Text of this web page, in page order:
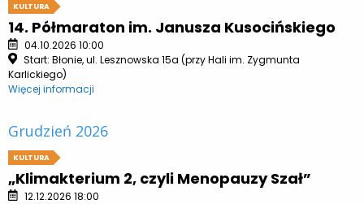
KULTURA
14. Półmaraton im. Janusza Kusocińskiego
04.10.2026 10:00
Start: Błonie, ul. Lesznowska 15a (przy Hali im. Zygmunta
Karlickiego)
Więcej informacji
Grudzień 2026
KULTURA
„Klimakterium 2, czyli Menopauzy Szał”
12.12.2026 18:00